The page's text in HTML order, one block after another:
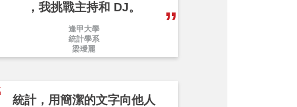
，我挑戰主持和 DJ。
逢甲大學
統計學系
梁璦麗
統計，用簡潔的文字向他人